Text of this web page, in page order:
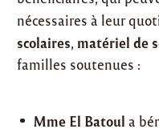
nécessaires à leur
scolaires, matériel de
familles soutenues :
Mme El Batoul a